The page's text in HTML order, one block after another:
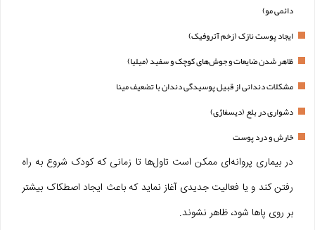
دائمی مو)
ایجاد پوست نازک (زخم آتروفیک)
ظاهر شدن ضایعات و جوش‌های کوچک و سفید (میلیا)
مشکلات دندانی از قبیل پوسیدگی دندان با تضعیف مینا
دشواری در بلع (دیسفاژی)
خارش و درد پوست
در بیماری پروانه‌ای ممکن است تاول‌ها تا زمانی که کودک شروع به راه
رفتن کند و یا فعالیت جدیدی آغاز نماید که باعث ایجاد اصطکاک بیشتر
بر روی پاها شود، ظاهر نشوند.